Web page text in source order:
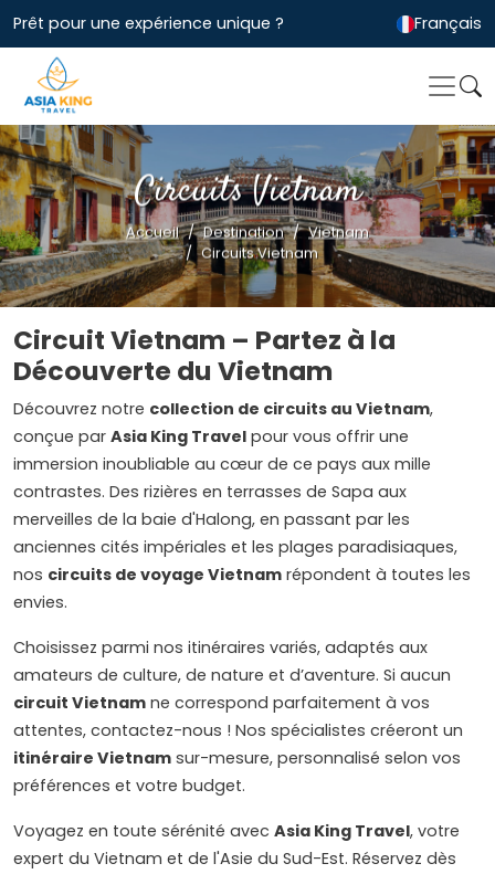
Prêt pour une expérience unique ? Français
Circuits Vietnam
Accueil Destination
Vietnam
Circuits Vietnam
Circuit Vietnam – Partez à la
Découverte du Vietnam
Découvrez notre collection de circuits au Vietnam,
conçue par Asia King Travel pour vous offrir une
immersion inoubliable au cœur de ce pays aux mille
contrastes. Des rizières en terrasses de Sapa aux
merveilles de la baie d'Halong, en passant par les
anciennes cités impériales et les plages paradisiaques,
nos circuits de voyage Vietnam répondent à toutes les
envies.
Choisissez parmi nos itinéraires variés, adaptés aux
amateurs de culture, de nature et d’aventure. Si aucun
circuit Vietnam ne correspond parfaitement à vos
attentes, contactez-nous ! Nos spécialistes créeront un
itinéraire Vietnam sur-mesure, personnalisé selon vos
préférences et votre budget.
Voyagez en toute sérénité avec Asia King Travel, votre
expert du Vietnam et de l'Asie du Sud-Est. Réservez dès